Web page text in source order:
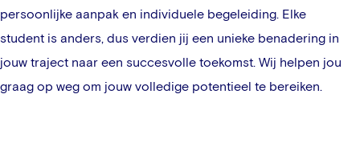
persoonlijke aanpak en individuele begeleiding. Elke
student is anders, dus verdien jij een unieke benadering in
jouw traject naar een succesvolle toekomst. Wij helpen jou
graag op weg om jouw volledige potentieel te bereiken.